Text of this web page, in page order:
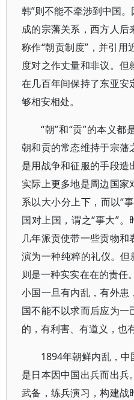
韩”则不能不牵涉到中国
成的宗藩关系，西方人
称作“朝贡制度”，并引用
度对之作丈量和非议。
在几百年间保持了东亚安
够相安相处。
“朝”和“贡”的本义
朝和贡的常态维持于宗藩
是用战争和征服的手段造
实际上更多地是周边国家
系以大小分上下，而以“
国对上国，谓之“事大”。
几年派贡使带一些贡物
演为一种纯粹的礼仪。但
则是一种实实在在的责任
小国一旦有内乱，有外患
国不能不以求而后应为一
的，有利害、有道义，也
1894年朝鲜内乱，
是日本因中国出兵而出
武备，练兵演习，构建战